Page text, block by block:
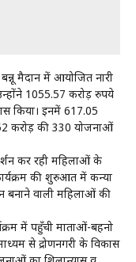
मैदान में आयोजित नारी
1055.57 करोड़ रुपये
किया। इनमें 617.05
करोड़ की 330 योजनाओं
कर रही महिलाओं के
की शुरुआत में कन्या
बनाने वाली महिलाओं की
में पहुँची माताओं-बहनो
से द्रोणनगरी के विकास